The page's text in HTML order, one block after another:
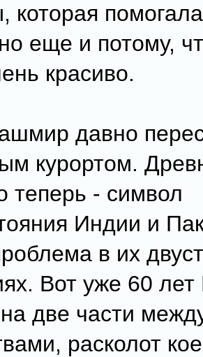
которая
еще и потому,
красиво.
давно
курортом.
теперь - символ
Индии и
в их
Вот уже 60
на две части
расколот